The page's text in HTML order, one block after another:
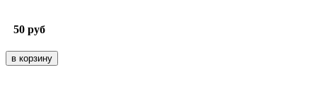
50 руб